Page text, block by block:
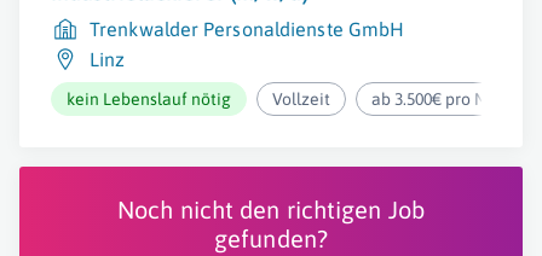
Trenkwalder Personaldienste GmbH
Linz
kein Lebenslauf nötig Vollzeit ab 3.500€ pro Monat
Noch nicht den richtigen Job
gefunden?